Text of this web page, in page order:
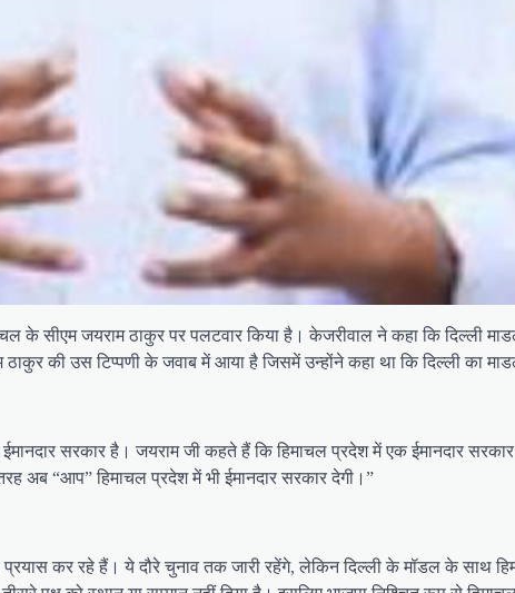
के सीएम जयराम ठाकुर पर पलटवार किया है। केजरीवाल ने कहा कि दिल्ली
की उस टिप्पणी के जवाब में आया है जिसमें उन्होंने कहा था कि दिल्ली का
सरकार है। जयराम जी कहते हैं कि हिमाचल प्रदेश में एक ईमानदार
अब “आप” हिमाचल प्रदेश में भी ईमानदार सरकार देगी।”
कर रहे हैं। ये दौरे चुनाव तक जारी रहेंगे, लेकिन दिल्ली के मॉडल के साथ